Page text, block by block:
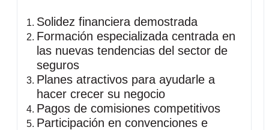
Solidez financiera demostrada
Formación especializada centrada en
las nuevas tendencias del sector de
seguros
Planes atractivos para ayudarle a
hacer crecer su negocio
Pagos de comisiones competitivos
Participación en convenciones e